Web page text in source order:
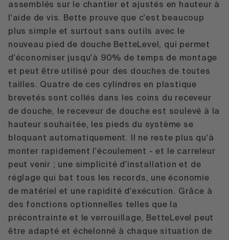
assemblés sur le chantier et ajustés en hauteur à
l'aide de vis. Bette prouve que c'est beaucoup
plus simple et surtout sans outils avec le
nouveau pied de douche BetteLevel , qui permet
d'économiser jusqu'à 90% de temps de montage
et peut être utilisé pour des douches de toutes
tailles. Quatre de ces cylindres en plastique
brevetés sont collés dans les coins du receveur
de douche, le receveur de douche est soulevé à la
hauteur souhaitée, les pieds du système se
bloquant automatiquement. Il ne reste plus qu'à
monter rapidement l'écoulement - et le carreleur
peut venir ; une simplicité d'installation et de
réglage qui bat tous les records, une économie
de matériel et une rapidité d'exécution. Grâce à
des fonctions optionnelles telles que la
précontrainte et le verrouillage, BetteLevel peut
être adapté et échelonné à chaque situation de